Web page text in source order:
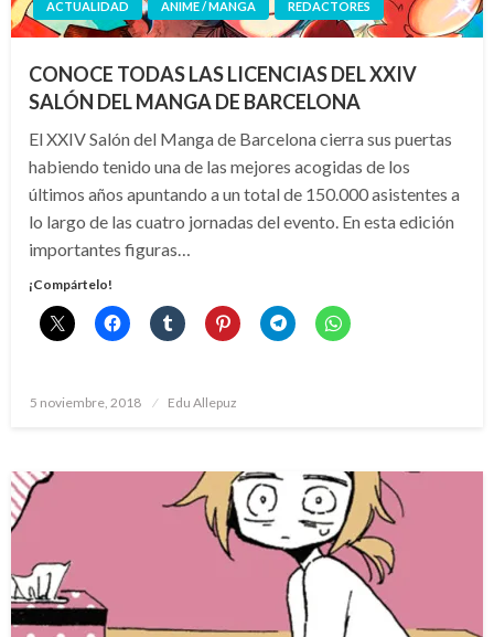
ACTUALIDAD ANIME / MANGA REDACTORES
CONOCE TODAS LAS LICENCIAS DEL XXIV
SALÓN DEL MANGA DE BARCELONA
El XXIV Salón del Manga de Barcelona cierra sus puertas
habiendo tenido una de las mejores acogidas de los
últimos años apuntando a un total de 150.000 asistentes a
lo largo de las cuatro jornadas del evento. En esta edición
importantes figuras…
¡Compártelo!
Publicado
5 noviembre, 2018 Edu Allepuz